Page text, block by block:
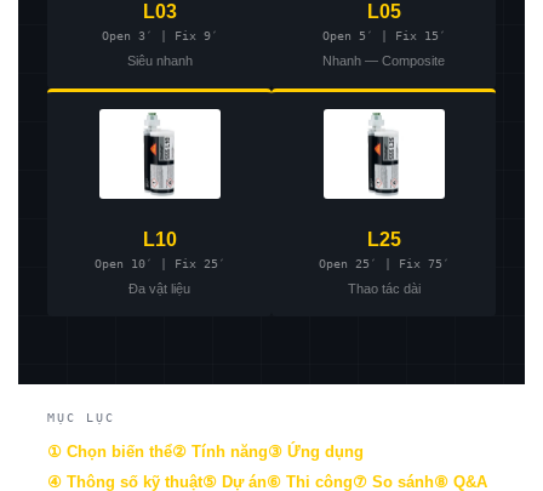
L03
Open 3′ | Fix 9′
Siêu nhanh
L05
Open 5′ | Fix 15′
Nhanh — Composite
L10
Open 10′ | Fix 25′
Đa vật liệu
L25
Open 25′ | Fix 75′
Thao tác dài
MỤC LỤC
① Chọn biến thể② Tính năng③ Ứng dụng
④ Thông số kỹ thuật⑤ Dự án⑥ Thi công⑦ So sánh⑧ Q&A